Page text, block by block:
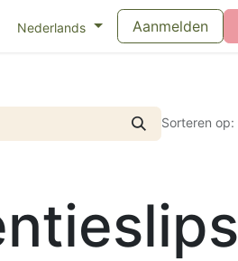
Kieswijzer maandverband
Nederlands Aanmelden
Sorteren op: